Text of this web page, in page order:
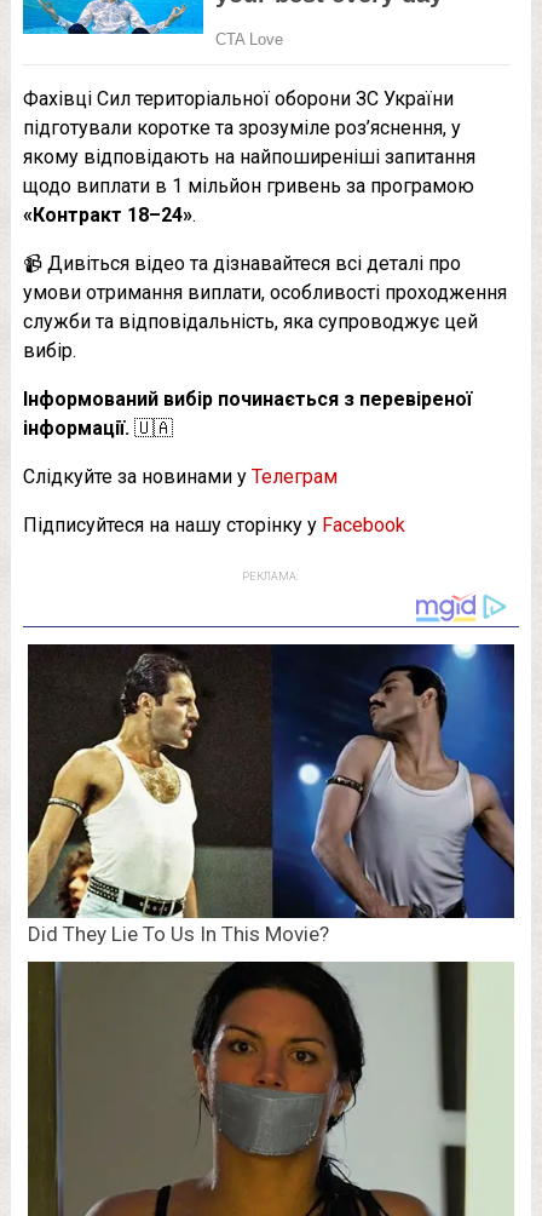
Фахівці Сил територіальної оборони ЗС України
підготували коротке та зрозуміле роз’яснення, у
якому відповідають на найпоширеніші запитання
щодо виплати в 1 мільйон гривень за програмою
«Контракт 18–24».
📹 Дивіться відео та дізнавайтеся всі деталі про
умови отримання виплати, особливості проходження
служби та відповідальність, яка супроводжує цей
вибір.
Інформований вибір починається з перевіреної
інформації. 🇺🇦
Слідкуйте за новинами у Телеграм
Підписуйтеся на нашу сторінку у Facebook
РЕКЛАМА: